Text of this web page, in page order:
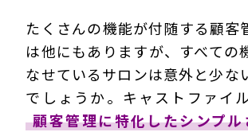
たくさんの機能が付随する顧客
は他にもありますが、すべての
なせているサロンは意外と少な
でしょうか。キャストファイ
顧客管理に特化したシンプル